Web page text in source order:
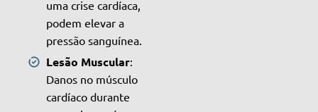
uma crise cardíaca,
podem elevar a
pressão sanguínea.
Lesão Muscular:
Danos no músculo
cardíaco durante